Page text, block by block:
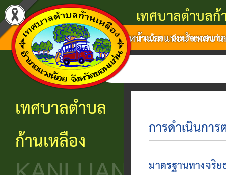
เทศบาลตำบลก้
แวงน้อย จังหวัดขอนแก่น
หน้าแรกแนะนำเทศบา
แนะนำ
เทศบาล
ความ
เป็นมา
ข้อมูล
งาน
บริการ
ประชาชน
บริการ
ประชาชน
โครงสร้าง
องค์กร
เทศบาล
โครงสร้าง
นิติบัญญัติ
ศูนย์
ข้อมูล
ข่าวสาร
และ
แผน
ติดต่อ
ข้อมูล
ติดต่อ
แจ้ง
ความ
เทศบาลตำบล
ก้านเหลือง
การดำเนินกา
มาตรฐานทางจริ